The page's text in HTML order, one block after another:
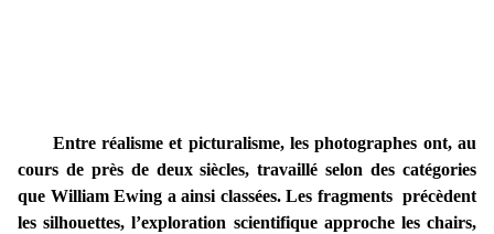
Entre réalisme et picturalisme, les photographes ont, au
cours de près de deux siècles, travaillé selon des catégories
que William Ewing a ainsi classées. Les fragments précèdent
les silhouettes, l’exploration scientifique approche les chairs,